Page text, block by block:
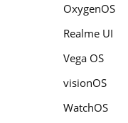
OxygenOS
Realme UI
Vega OS
visionOS
WatchOS